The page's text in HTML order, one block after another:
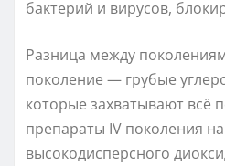
бактерий и вирусов,
Разница между
поколение — грубые
которые захватывают всё
препараты IV поколения
высокодисперсного